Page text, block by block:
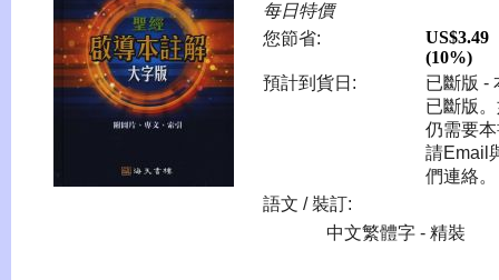
每日特價
您節省:
US$3.49
(10%)
預計到貨日:
已斷版 -
已斷版
仍需要
請Email
們連絡。
語文 / 裝訂:
中文繁體字 - 精裝